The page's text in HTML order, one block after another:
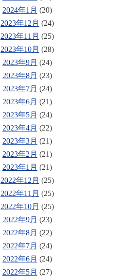
2024年1月 (20)
2023年12月 (24)
2023年11月 (25)
2023年10月 (28)
2023年9月 (24)
2023年8月 (23)
2023年7月 (24)
2023年6月 (21)
2023年5月 (24)
2023年4月 (22)
2023年3月 (21)
2023年2月 (21)
2023年1月 (21)
2022年12月 (25)
2022年11月 (25)
2022年10月 (25)
2022年9月 (23)
2022年8月 (22)
2022年7月 (24)
2022年6月 (24)
2022年5月 (27)